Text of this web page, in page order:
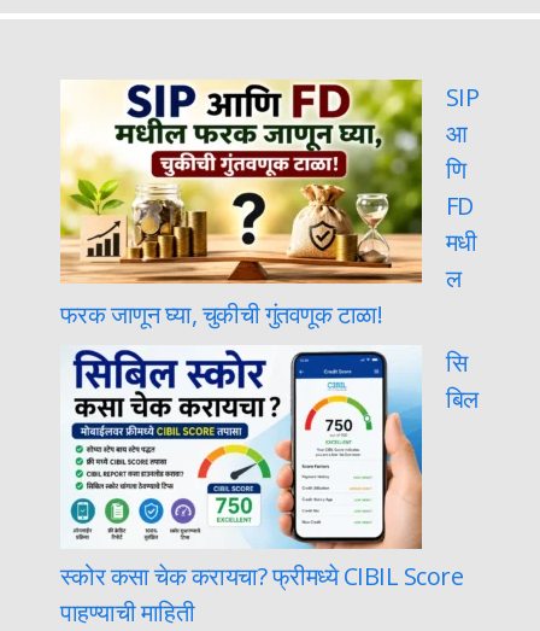
SIP
आ
णि
FD
मधी
ल
फरक जाणून घ्या, चुकीची गुंतवणूक टाळा!
सि
बिल
स्कोर कसा चेक करायचा? फ्रीमध्ये CIBIL Score
पाहण्याची माहिती